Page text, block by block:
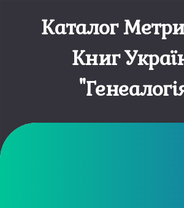
Каталог
Книг